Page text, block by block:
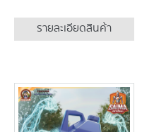
รายละเอียดสินค้า